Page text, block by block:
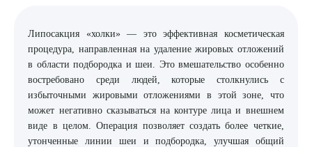
Пользовательское соглашение
ДМС
8 (863) 309-05-06
ЗАКАЗАТЬ ЗВОНОК
Липосакция «холки» — это эффективная косметическая
процедура, направленная на удаление жировых отложений
в области подбородка и шеи. Это вмешательство особенно
востребовано среди людей, которые столкнулись с
избыточными жировыми отложениями в этой зоне, что
может негативно сказываться на контуре лица и внешнем
виде в целом. Операция позволяет создать более четкие,
утонченные линии шеи и подбородка, улучшая общий